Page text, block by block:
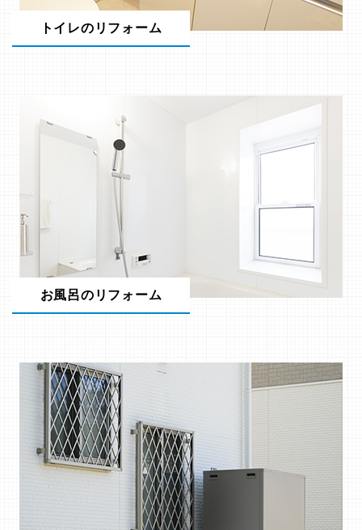
トイレのリフォーム
お風呂のリフォーム